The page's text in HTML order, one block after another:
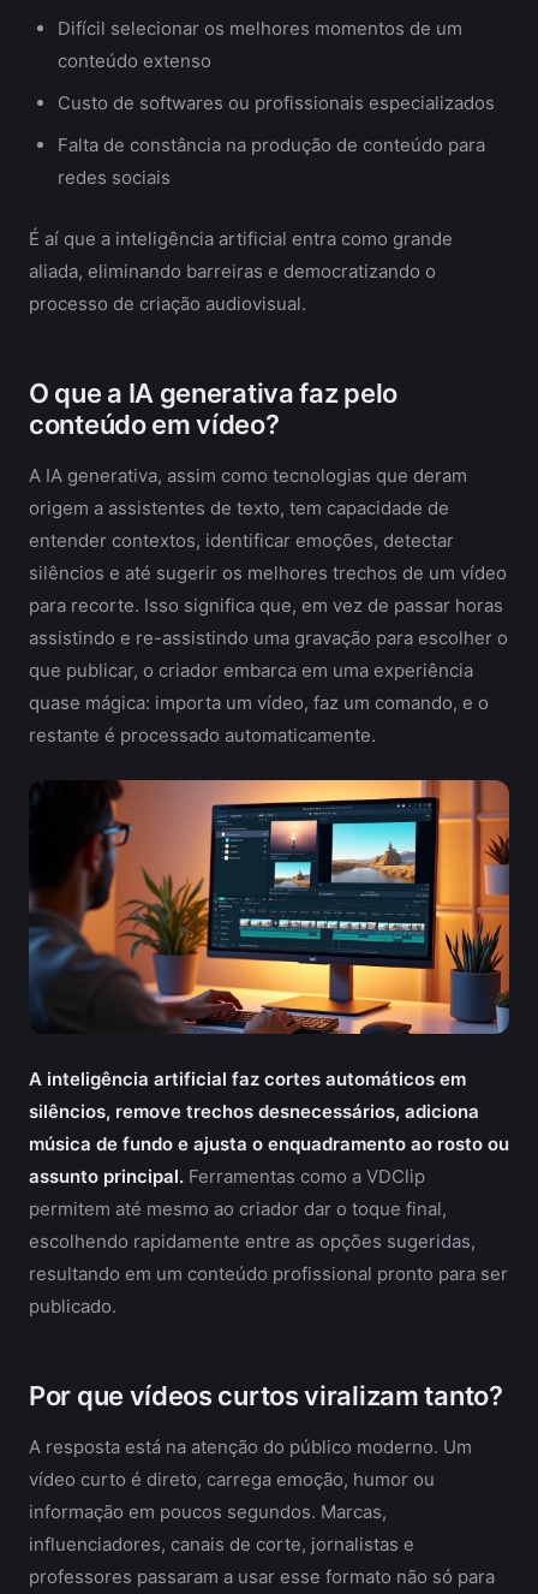
Difícil selecionar os melhores momentos de um
conteúdo extenso
Custo de softwares ou profissionais especializados
Falta de constância na produção de conteúdo para
redes sociais
É aí que a inteligência artificial entra como grande
aliada, eliminando barreiras e democratizando o
processo de criação audiovisual.
O que a IA generativa faz pelo
conteúdo em vídeo?
A IA generativa, assim como tecnologias que deram
origem a assistentes de texto, tem capacidade de
entender contextos, identificar emoções, detectar
silêncios e até sugerir os melhores trechos de um vídeo
para recorte. Isso significa que, em vez de passar horas
assistindo e re-assistindo uma gravação para escolher o
que publicar, o criador embarca em uma experiência
quase mágica: importa um vídeo, faz um comando, e o
restante é processado automaticamente.
A inteligência artificial faz cortes automáticos em
silêncios, remove trechos desnecessários, adiciona
música de fundo e ajusta o enquadramento ao rosto ou
assunto principal. Ferramentas como a VDClip
permitem até mesmo ao criador dar o toque final,
escolhendo rapidamente entre as opções sugeridas,
resultando em um conteúdo profissional pronto para ser
publicado.
Por que vídeos curtos viralizam tanto?
A resposta está na atenção do público moderno. Um
vídeo curto é direto, carrega emoção, humor ou
informação em poucos segundos. Marcas,
influenciadores, canais de corte, jornalistas e
professores passaram a usar esse formato não só para